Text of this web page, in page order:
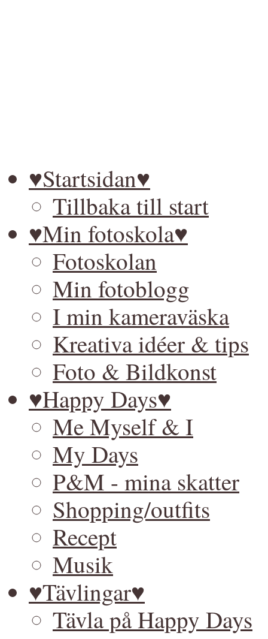
♥Startsidan♥
Tillbaka till start
♥Min fotoskola♥
Fotoskolan
Min fotoblogg
I min kameraväska
Kreativa idéer & tips
Foto & Bildkonst
♥Happy Days♥
Me Myself & I
My Days
P&M - mina skatter
Shopping/outfits
Recept
Musik
♥Tävlingar♥
Tävla på Happy Days